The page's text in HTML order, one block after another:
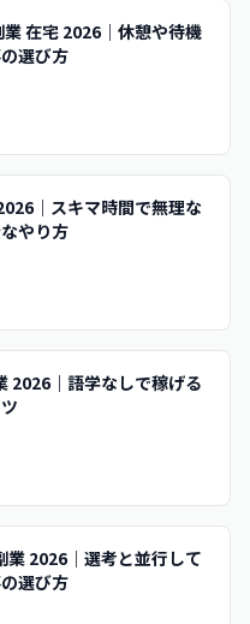
業 在宅 2026｜休憩や待機
選び方
｜スキマ時間で無理な
やり方
2026｜語学なしで稼げる
業 2026｜選考と並行して
選び方